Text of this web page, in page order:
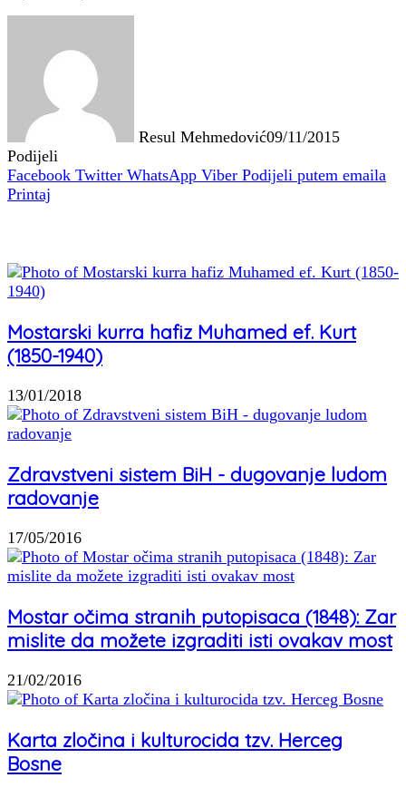
Resul Mehmedović09/11/2015
Podijeli
Facebook Twitter WhatsApp Viber Podijeli putem emaila
Printaj
Mostarski kurra hafiz Muhamed ef. Kurt
(1850-1940)
13/01/2018
Zdravstveni sistem BiH - dugovanje ludom
radovanje
17/05/2016
Mostar očima stranih putopisaca (1848): Zar
mislite da možete izgraditi isti ovakav most
21/02/2016
Karta zločina i kulturocida tzv. Herceg
Bosne